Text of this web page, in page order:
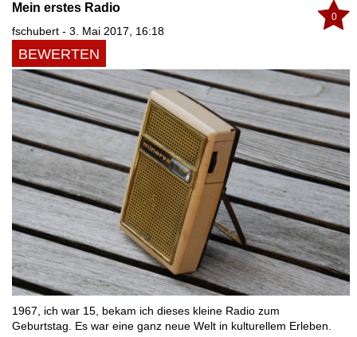
0
Mein erstes Radio
fschubert - 3. Mai 2017, 16:18
BEWERTEN
1967, ich war 15, bekam ich dieses kleine Radio zum
Geburtstag. Es war eine ganz neue Welt in kulturellem Erleben.